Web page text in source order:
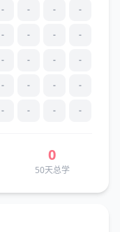
- - - -
- - - -
- - - -
- - - -
- - - -
0
50天总学